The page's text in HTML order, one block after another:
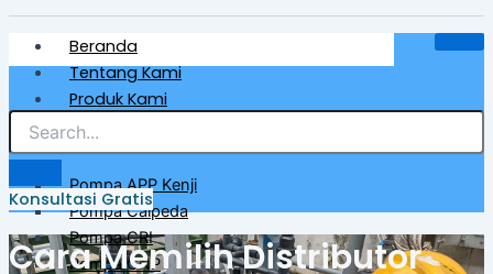
Beranda
Tentang Kami
Produk Kami
Pompa Air Bersih & Industri
Pompa APP Kenji
Pompa Calpeda
Pompa CRI
Pompa CNP
Konsultasi Gratis
Cara Memilih Distributor